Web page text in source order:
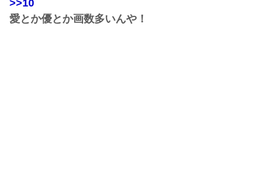
>>10
愛とか優とか画数多いんや！